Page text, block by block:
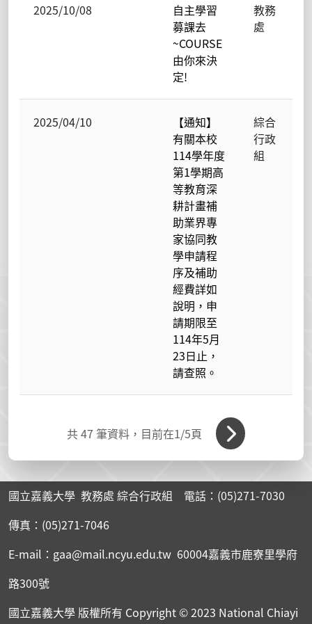
2025/10/08
自主學習
募課去
~COURSE
由你來決
定!
教務
處
2025/04/10
【通知】
有關本校
114學年度
第1學期高
等教育深
耕計畫補
助業界專
家協同教
學申請程
序及補助
經費詳如
說明，申
請期限至
114年5月
23日止，
請查照。
綜合
行政
組
共47 筆資料，目前在1/5頁
國立嘉義大學 教務處 綜合行政組 電話：(05)271-7030
傳真：(05)271-7046
E-mail：gaa@mail.ncyu.edu.tw 60004嘉義市鹿寮里學府
路300號
國立嘉義大學 版權所有 Copyright © 2023 National Chiayi